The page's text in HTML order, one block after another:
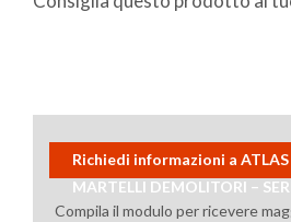
Richiedi informazioni a
MARTELLI DEMOLITORI –
Compila il modulo per ricevere